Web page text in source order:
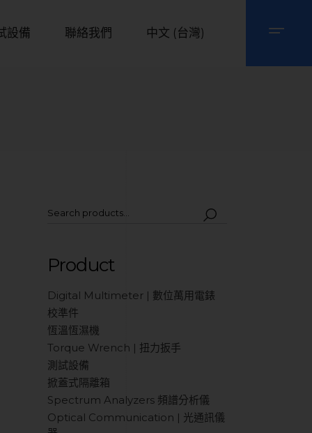
設備 聯絡我們 中文 (台灣)
Product
Digital Multimeter | 數位萬用電錶
校準件
恆溫恆濕機
Torque Wrench | 扭力扳手
測試設備
掀蓋式隔離箱
Spectrum Analyzers 頻譜分析儀
Optical Communication | 光通訊儀